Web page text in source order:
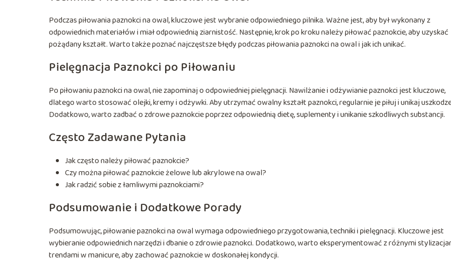
Podczas piłowania paznokci na owal, kluczowe jest wybranie odpowiedniego pilnika. Ważne jest, aby był wykonany z
odpowiednich materiałów i miał odpowiednią ziarnistość. Następnie, krok po kroku należy piłować paznokcie, aby uzyskać
pożądany kształt. Warto także poznać najczęstsze błędy podczas piłowania paznokci na owal i jak ich unikać.
Pielęgnacja Paznokci po Piłowaniu
Po piłowaniu paznokci na owal, nie zapominaj o odpowiedniej pielęgnacji. Nawilżanie i odżywianie paznokci jest kluczowe,
dlatego warto stosować olejki, kremy i odżywki. Aby utrzymać owalny kształt paznokci, regularnie je piłuj i unikaj
Dodatkowo, warto zadbać o zdrowe paznokcie poprzez odpowiednią dietę, suplementy i unikanie szkodliwych substancji.
Często Zadawane Pytania
Jak często należy piłować paznokcie?
Czy można piłować paznokcie żelowe lub akrylowe na owal?
Jak radzić sobie z łamliwymi paznokciami?
Podsumowanie i Dodatkowe Porady
Podsumowując, piłowanie paznokci na owal wymaga odpowiedniego przygotowania, techniki i pielęgnacji. Kluczowe jest
wybieranie odpowiednich narzędzi i dbanie o zdrowie paznokci. Dodatkowo, warto eksperymentować z różnymi
trendami w manicure, aby zachować paznokcie w doskonałej kondycji.